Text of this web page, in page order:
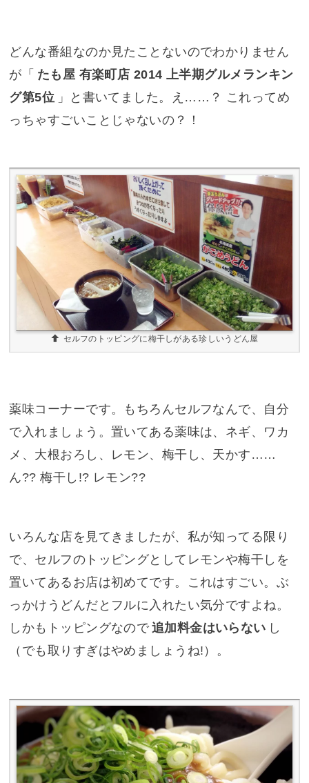
どんな番組なのか見たことないのでわかりません
が「 たも屋 有楽町店 2014 上半期グルメランキン
グ第5位 」と書いてました。え……？ これってめ
っちゃすごいことじゃないの？！
セルフのトッピングに梅干しがある珍しいうどん屋
薬味コーナーです。もちろんセルフなんで、自分
で入れましょう。置いてある薬味は、ネギ、ワカ
メ、大根おろし、レモン、梅干し、天かす……
ん?? 梅干し!? レモン??
いろんな店を見てきましたが、私が知ってる限り
で、セルフのトッピングとしてレモンや梅干しを
置いてあるお店は初めてです。これはすごい。ぶ
っかけうどんだとフルに入れたい気分ですよね。
しかもトッピングなので追加料金はいらない し
（でも取りすぎはやめましょうね!）。